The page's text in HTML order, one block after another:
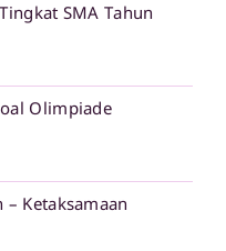
SMA Tahun
Olimpiade
Ketaksamaan